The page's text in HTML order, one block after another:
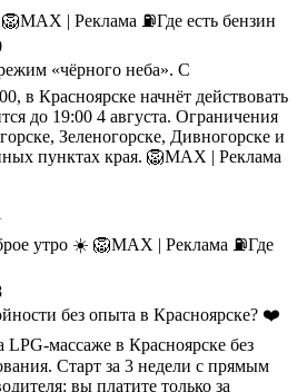
| Реклама ⛽️Где есть бензин
«чёрного неба». С
в Красноярске начнёт действовать
до 19:00 4 августа. Ограничения
Зеленогорске, Дивногорске и
пунктах края. 🦁MAX | Реклама
утро ☀️ 🦁MAX | Реклама ⛽️Где
без опыта в Красноярске? ❤️
массаже в Красноярске без
Старт за 3 недели с прямым
вы платите только за